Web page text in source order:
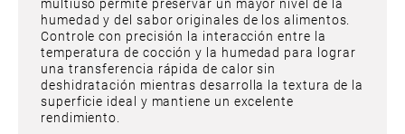
humedad y del sabor originales de los alimentos.
Controle con precisión la interacción entre la
temperatura de cocción y la humedad para lograr
una transferencia rápida de calor sin
deshidratación mientras desarrolla la textura de la
superficie ideal y mantiene un excelente
rendimiento.